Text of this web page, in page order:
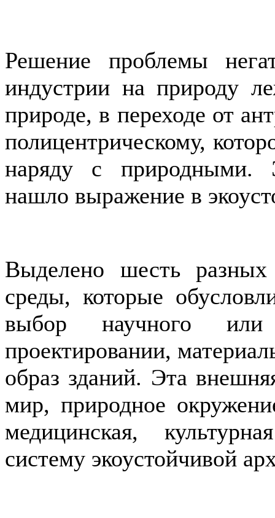
Решение проблемы
индустрии на природу
природе, в переходе от
полицентрическому,
наряду с природными.
нашло выражение в
Выделено шесть
среды, которые
выбор научного или
проектировании,
образ зданий. Эта
мир, природное
медицинская,
систему экоустойчивой